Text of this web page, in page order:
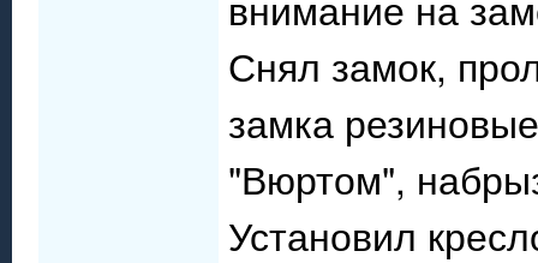
Снял замок,
замка
"Вюртом",
Установил